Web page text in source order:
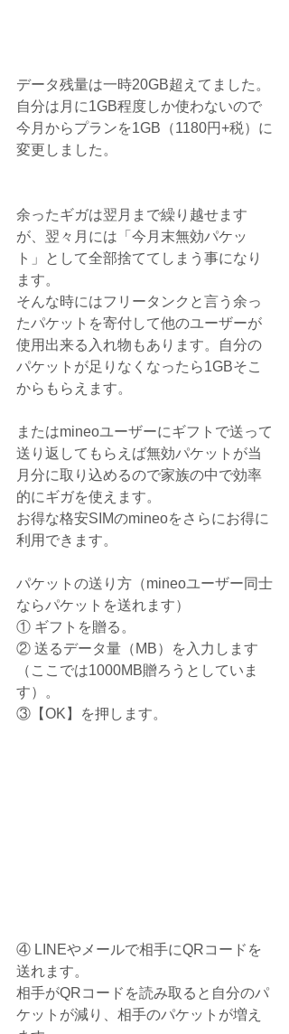
データ残量は一時20GB超えてました。
自分は月に1GB程度しか使わないので
今月からプランを1GB（1180円+税）に
変更しました。
余ったギガは翌月まで繰り越せます
が、翌々月には「今月末無効パケッ
ト」として全部捨ててしまう事になり
ます。
そんな時にはフリータンクと言う余っ
たパケットを寄付して他のユーザーが
使用出来る入れ物もあります。自分の
パケットが足りなくなったら1GBそこ
からもらえます。
またはmineoユーザーにギフトで送って
送り返してもらえば無効パケットが当
月分に取り込めるので家族の中で効率
的にギガを使えます。
お得な格安SIMのmineoをさらにお得に
利用できます。
パケットの送り方（mineoユーザー同士
ならパケットを送れます）
① ギフトを贈る。
② 送るデータ量（MB）を入力します
（ここでは1000MB贈ろうとしていま
す）。
③【OK】を押します。
④ LINEやメールで相手にQRコードを
送れます。
相手がQRコードを読み取ると自分のパ
ケットが減り、相手のパケットが増え